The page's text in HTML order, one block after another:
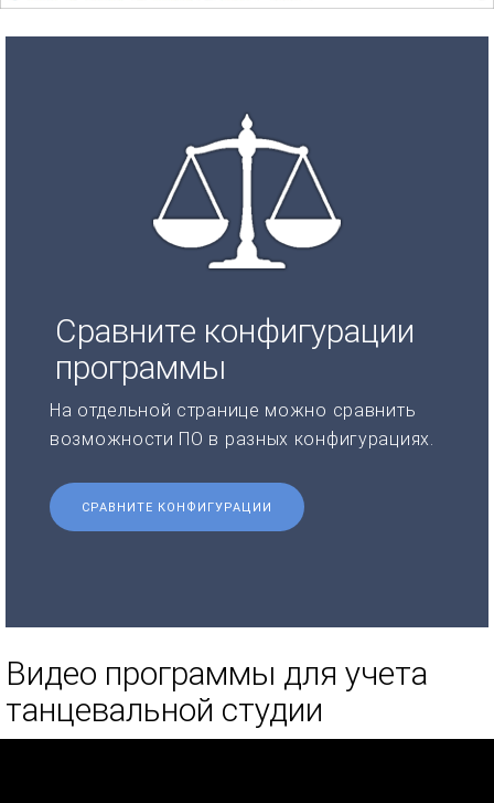
Сравните конфигурации
программы
На отдельной странице можно сравнить
возможности ПО в разных конфигурациях.
СРАВНИТЕ КОНФИГУРАЦИИ
Видео программы для учета
танцевальной студии